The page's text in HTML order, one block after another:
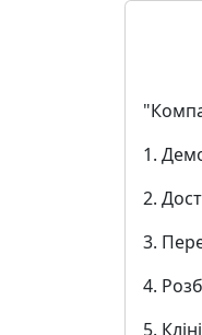
1.
2.
3.
4.
5.